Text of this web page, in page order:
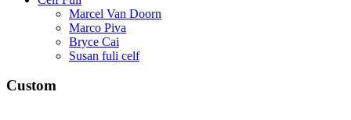
Marcel Van Doorn
Marco Piva
Bryce Cai
Susan fuli celf
Custom